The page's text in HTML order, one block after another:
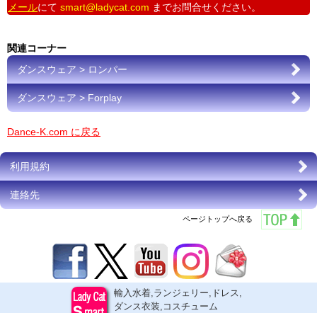
メールにて smart@ladycat.com までお問合せください。
関連コーナー
ダンスウェア > ロンパー
ダンスウェア > Forplay
Dance-K.com に戻る
利用規約
連絡先
ページトップへ戻る
輸入水着,ランジェリー,ドレス,
ダンス衣装,コスチューム